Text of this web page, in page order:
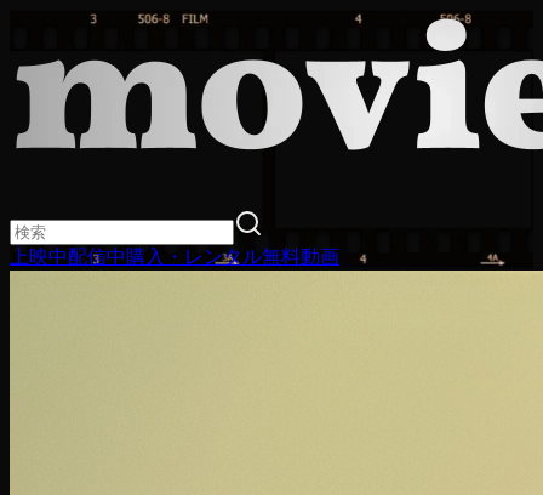
上映中配信中購入・レンタル無料動画